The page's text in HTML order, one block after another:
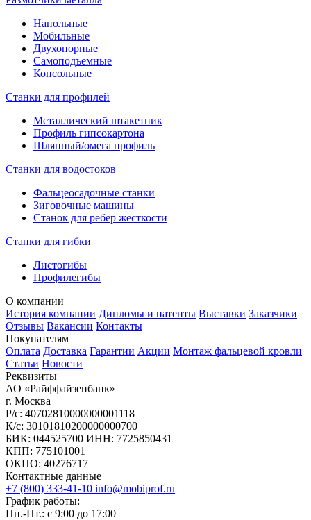
Напольные
Мобильные
Двухопорные
Самоподъемные
Консольные
Станки для профилей
Металлический штакетник
Профиль гипсокартона
Шляпный/омега профиль
Станки для водостоков
Фальцеосадочные станки
Зиговочные машины
Станок для ребер жесткости
Станки для гибки
Листогибы
Профилегибы
О компании
История компании Дипломы и патенты Выставки Заказчики
Отзывы Вакансии Контакты
Покупателям
Оплата Доставка Гарантии Акции Монтаж фальцевой кровли
Статьи Новости
Реквизиты
АО «Райффайзенбанк»
г. Москва
Р/с: 40702810000000001118
К/с: 30101810200000000700
БИК: 044525700 ИНН: 7725850431
КПП: 775101001
ОКПО: 40276717
Контактные данные
+7 (800) 333-41-10 info@mobiprof.ru
График работы:
Пн.-Пт.: с 9:00 до 17:00